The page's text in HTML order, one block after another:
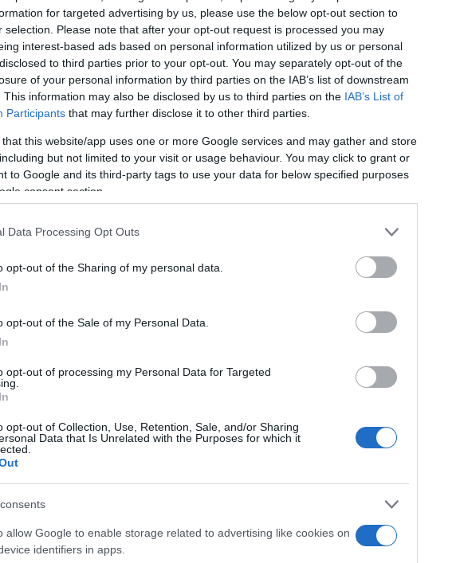
for targeted advertising by us, please use the below opt-out section to
selection. Please note that after your opt-out request is processed you may
interest-based ads based on personal information utilized by us or personal
to third parties prior to your opt-out. You may separately opt-out of the
of your personal information by third parties on the IAB’s list of downstream
This information may also be disclosed by us to third parties on the IAB’s List of
Participants that may further disclose it to other third parties.
that this website/app uses one or more Google services and may gather and store
but not limited to your visit or usage behaviour. You may click to grant or
to Google and its third-party tags to use your data for below specified purposes
consent section.
Data Processing Opt Outs
opt-out of the Sharing of my personal data.
opt-out of the Sale of my Personal Data.
opt-out of processing my Personal Data for Targeted
opt-out of Collection, Use, Retention, Sale, and/or Sharing
Data that Is Unrelated with the Purposes for which it
allow Google to enable storage related to advertising like cookies on
identifiers in apps.
50 /50
2000 /2000
Υποβολή σχολίου
από reCAPTCHA, ισχύουνΠολιτική Απορρήτου&Όροι Χρήσηςτης
ΗΛΕΚΤΡΙΚΟΣ ΜΕΤΡΟ
ΣΤΑΣΗ ΕΡΓΑΣΙΑΣ
Share:
για όλη την ειδησεογραφία και τα τελευταία νέατης
- Η 198 Μητσοτάκης στην υπογραφή
διασύνδεση Ελλάδας –
εμπιστοσύνης» η είσοδος